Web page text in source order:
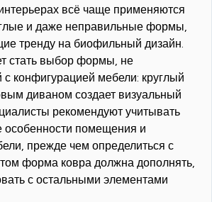
всё чаще применяются
и даже неправильные формы,
тренду на биофильный дизайн.
стать выбор формы, не
с конфигурацией мебели: круглый
диваном создает визуальный
рекомендуют учитывать
особенности помещения и
прежде чем определиться с
форма ковра должна дополнять,
с остальными элементами